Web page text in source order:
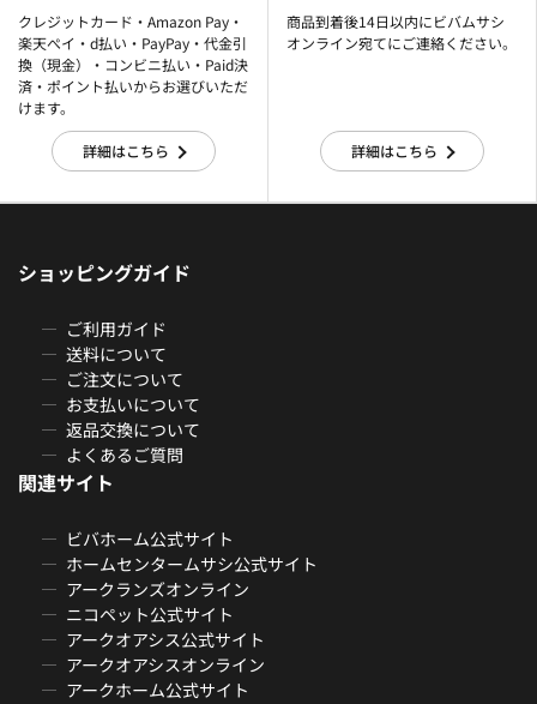
クレジットカード・Amazon Pay・
楽天ぺイ・d払い・PayPay・代金引
換（現金）・コンビニ払い・Paid決
済・ポイント払いからお選びいただ
けます。
詳細はこちら
商品到着後14日以内にビバムサシ
オンライン宛てにご連絡ください。
詳細はこちら
ショッピングガイド
ご利用ガイド
送料について
ご注文について
お支払いについて
返品交換について
よくあるご質問
関連サイト
ビバホーム公式サイト
ホームセンタームサシ公式サイト
アークランズオンライン
ニコペット公式サイト
アークオアシス公式サイト
アークオアシスオンライン
アークホーム公式サイト